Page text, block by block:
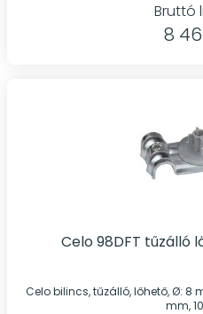
Bruttó
8
Celo 98DFT tűzálló
Celo bilincs, tűzálló, lőhető, Ø: 8
mm,